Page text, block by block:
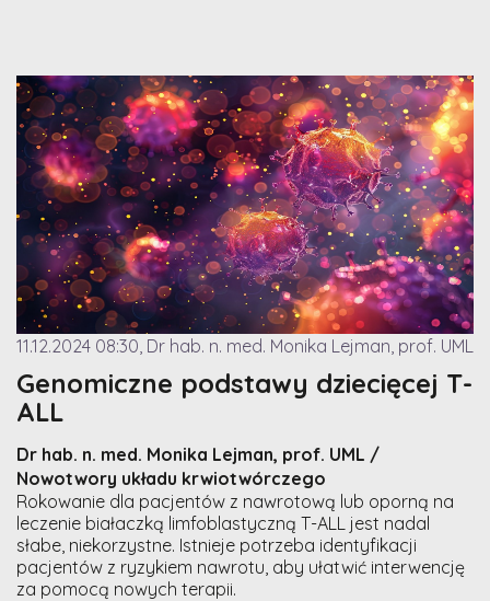
11.12.2024 08:30, Dr hab. n. med. Monika Lejman, prof. UML
Genomiczne podstawy dziecięcej T-
ALL
Dr hab. n. med. Monika Lejman, prof. UML /
Nowotwory układu krwiotwórczego
Rokowanie dla pacjentów z nawrotową lub oporną na
leczenie białaczką limfoblastyczną T-ALL jest nadal
słabe, niekorzystne. Istnieje potrzeba identyfikacji
pacjentów z ryzykiem nawrotu, aby ułatwić interwencję
za pomocą nowych terapii.